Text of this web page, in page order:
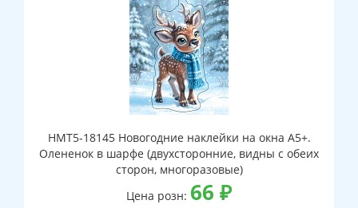
НМТ5-18145 Новогодние наклейки на окна А5+.
Олененок в шарфе (двухсторонние, видны с обеих
сторон, многоразовые)
Цена розн: 66 ₽